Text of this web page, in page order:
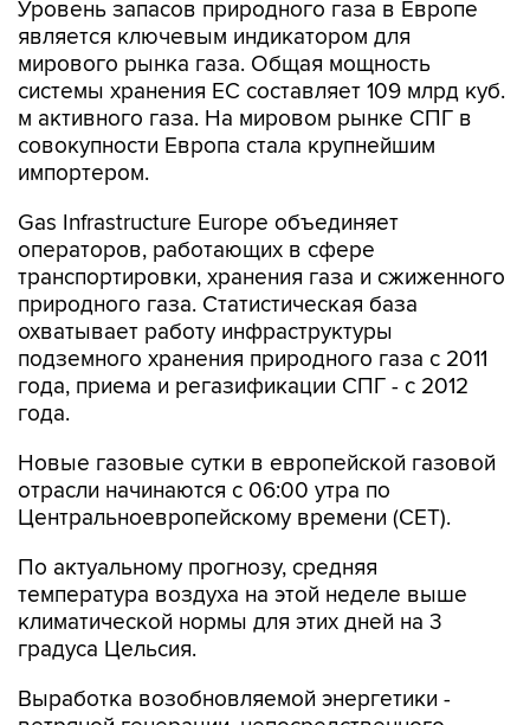
мирового рынка газа. Общая мощность
системы хранения ЕС составляет 109 млрд куб.
м активного газа. На мировом рынке СПГ в
совокупности Европа стала крупнейшим
импортером.
Gas Infrastructure Europe объединяет
транспортировки, хранения газа и сжиженного
природного газа. Статистическая база
охватывает работу инфраструктуры
подземного хранения природного газа с 2011
года, приема и регазификации СПГ - с 2012
года.
Новые газовые сутки в европейской газовой
Центральноевропейскому времени (CET).
По актуальному прогнозу, средняя
климатической нормы для этих дней на 3
градуса Цельсия.
Выработка возобновляемой энергетики -
конкурента газовых ТЭЦ, с начала месяца